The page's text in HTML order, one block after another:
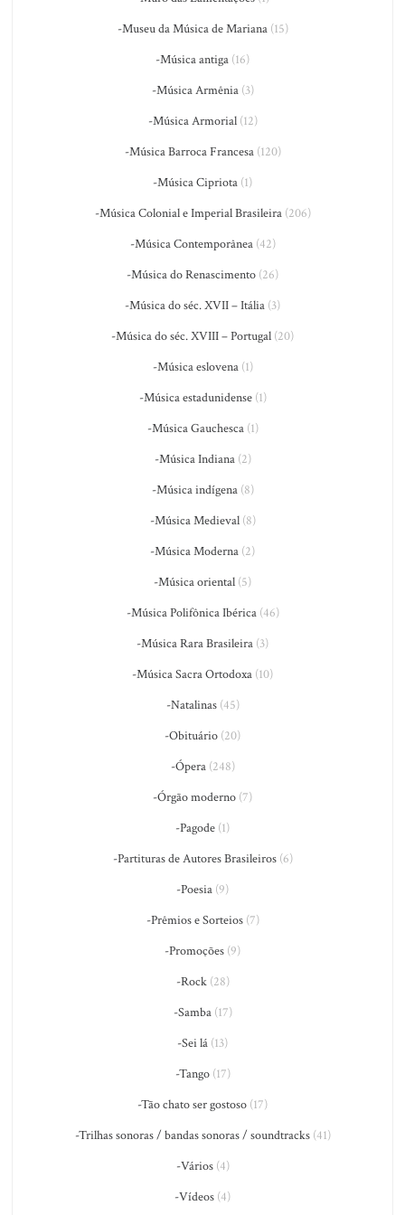
-Museu da Música de Mariana(15)
-Música antiga (16)
-Música Armênia(3)
-Música Armorial(12)
-Música Barroca Francesa(120)
-Música Cipriota (1)
-Música Colonial e Imperial Brasileira(206)
-Música Contemporânea(42)
-Música do Renascimento (26)
-Música do séc. XVII – Itália (3)
-Música do séc. XVIII – Portugal (20)
-Música eslovena(1)
-Música estadunidense(1)
-Música Gauchesca(1)
-Música Indiana(2)
-Música indígena(8)
-Música Medieval(8)
-Música Moderna (2)
-Música oriental (5)
-Música Polifônica Ibérica(46)
-Música Rara Brasileira (3)
-Música Sacra Ortodoxa (10)
-Natalinas(45)
-Obituário (20)
-Ópera(248)
-Órgão moderno (7)
-Pagode (1)
-Partituras de Autores Brasileiros(6)
-Poesia (9)
-Prêmios e Sorteios(7)
-Promoções (9)
-Rock(28)
-Samba(17)
-Sei lá (13)
-Tango(17)
-Tão chato ser gostoso (17)
-Trilhas sonoras / bandas sonoras / soundtracks(41)
-Vários(4)
-Vídeos (4)